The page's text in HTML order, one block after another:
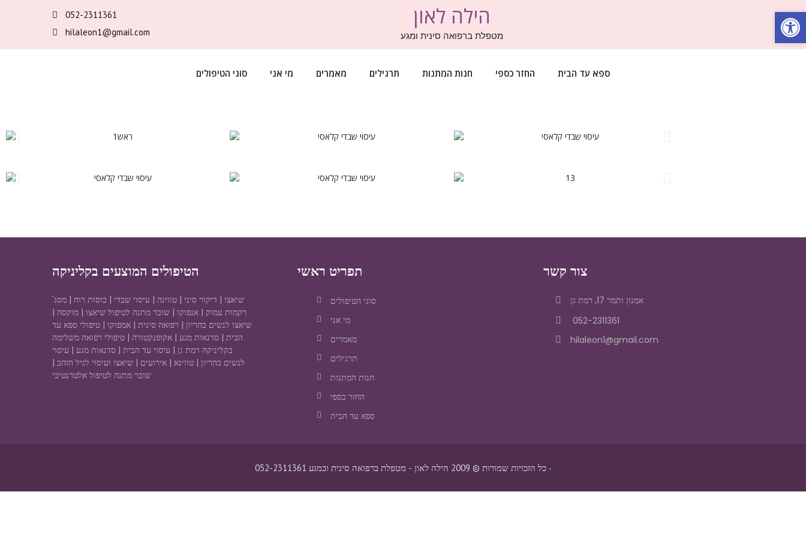
052-2311361
hilaleon1@gmail.com
הילה לאון
מטפלת ברפואה סינית ומגע
סוגי הטיפולים מי אני מאמרים תרגילים חנות המתנות החזר כספי ספא עד הבית
הטיפולים המוצעים בקליניקה
שיאצו | דיקור סיני | טווינה | עיסוי שבדי | כוסות רוח | מסג'
רקמות עמוק | אנפוקו | שובר מתנה לטיפול שיאצו | מוקסה |
שיאצו לנשים בהריון | רפואה סינית | אמפוקו | טיפולי ספא עד
הבית | סדנאות מגע | אקופנקטורה | טיפולי רפואה משלימה
בקליניקה רמת גן | עיסוי עד הבית | סדנאות מגע | עיסוי
לנשים בהריון | טווינא | אירועים | שיאצו ועיסוי לגיל הזהב |
שובר מתנה לטיפול אלטרנטיבי
תפריט ראשי
סוגי הטיפולים
מי אני
מאמרים
תרגילים
חנות המתנות
החזר כספי
ספא עד הבית
צור קשר
אמנון ותמר 17, רמת גן
052-2311361
hilaleon1@gmail.com
כל הזכויות שמורות © 2009 הילה לאון - מטפלת ברפואה סינית ובמגע 052-2311361 -